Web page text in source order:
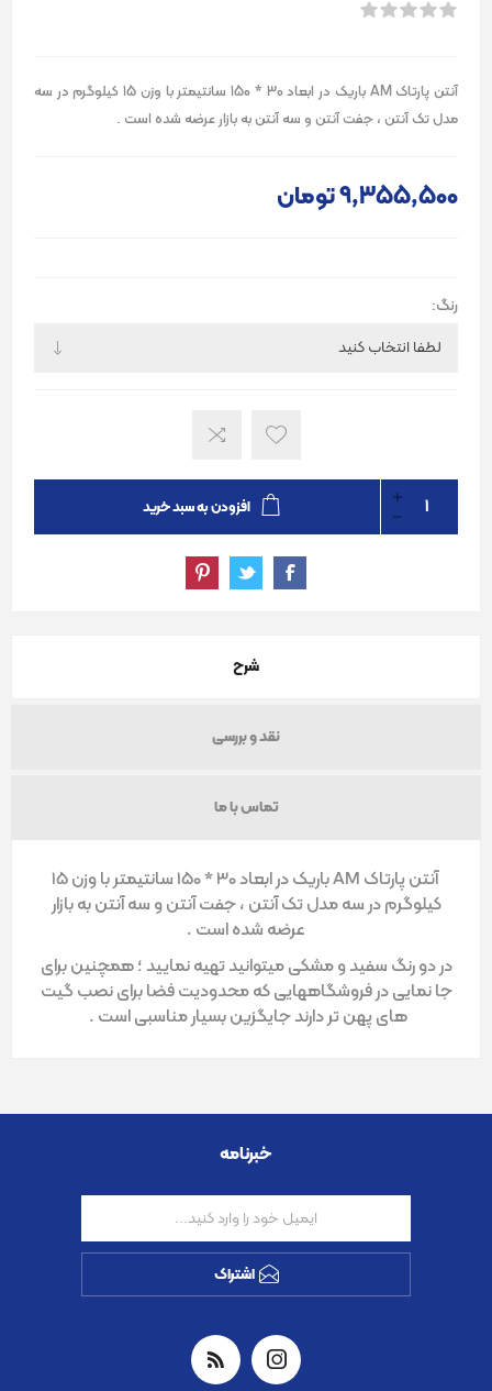
آنتن پارتاک AM باریک در ابعاد 30 * 150 سانتیمتر با وزن 15 کیلوگرم در سه
مدل تک آنتن ، جفت آنتن و سه آنتن به بازار عرضه شده است .
9٬355٬500 تومان
رنگ:
افزودن به سبد خرید
شرح
نقد و بررسی
تماس با ما
آنتن پارتاک AM باریک در ابعاد 30 * 150 سانتیمتر با وزن 15
کیلوگرم در سه مدل تک آنتن ، جفت آنتن و سه آنتن به بازار
عرضه شده است .
در دو رنگ سفید و مشکی میتوانید تهیه نمایید ؛ همچنین برای
جا نمایی در فروشگاههایی که محدودیت فضا برای نصب گیت
های پهن تر دارند جایگزین بسیار مناسبی است .
خبرنامه
اشتراک